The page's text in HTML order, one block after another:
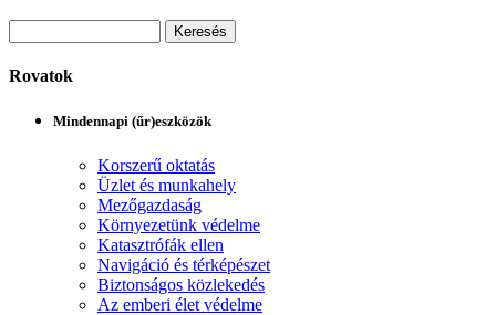
Rovatok
Mindennapi (űr)eszközök
Korszerű oktatás
Üzlet és munkahely
Mezőgazdaság
Környezetünk védelme
Katasztrófák ellen
Navigáció és térképészet
Biztonságos közlekedés
Az emberi élet védelme